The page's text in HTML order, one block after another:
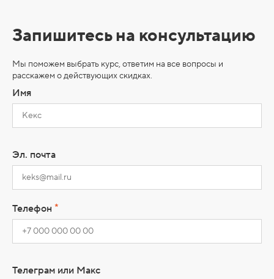
Запишитесь на консультацию
Мы поможем выбрать курс, ответим на все вопросы и
расскажем о действующих скидках.
Имя
Эл. почта
Телефон *
Телеграм или Макс